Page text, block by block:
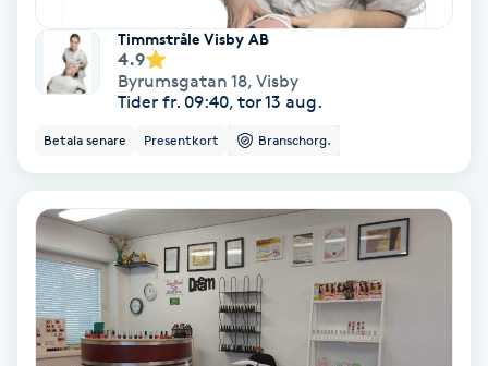
Kiropraktik
Klangmassage
Klippning & Slingor
Klippning ungdom
Timmstråle Visby AB
4.9
Byrumsgatan 18, Visby
Tider fr. 09:40, tor 13 aug.
Betala senare Presentkort Branschorg.